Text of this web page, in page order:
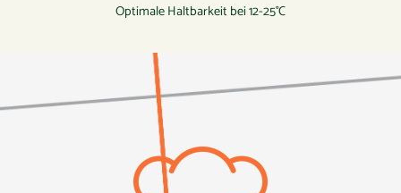
Optimale Haltbarkeit bei 12-25°C